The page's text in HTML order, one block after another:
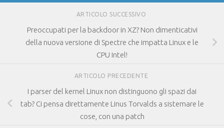
ARTICOLO SUCCESSIVO
Preoccupati per la backdoor in XZ? Non dimenticativi
della nuova versione di Spectre che impatta Linux e le
CPU Intel!
ARTICOLO PRECEDENTE
I parser del kernel Linux non distinguono gli spazi dai
tab? Ci pensa direttamente Linus Torvalds a sistemare le
cose, con una patch